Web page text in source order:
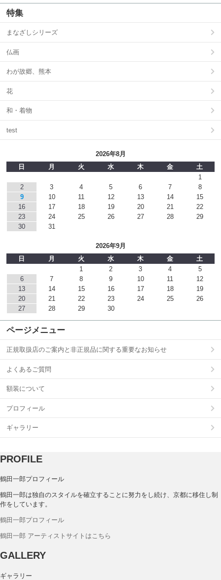
特集
まなざしシリーズ
仏画
わが故郷、熊本
花
和・着物
test
2026年8月
日
月 火 水 木 金
土
1
2
3 4 5 6 7
8
9
10 11 12 13 14
15
16
17 18 19 20 21
22
23
24 25 26 27 28
29
30
31
2026年9月
日
月 火 水 木 金
土
1
2 3 4
5
6
7 8 9 10 11
12
13
14 15 16 17 18
19
20
21 22 23 24 25
26
27
28 29 30
ページメニュー
正規取扱店のご案内と非正規品に関する重要なお知らせ
よくあるご質問
額装について
プロフィール
ギャラリー
PROFILE
鶴田一郎プロフィール
鶴田一郎は独自のスタイルを確立することに努力をし続け、京都に移住し制
作をしています。
鶴田一郎プロフィール
鶴田一郎 アーティストサイトはこちら
GALLERY
ギャラリー